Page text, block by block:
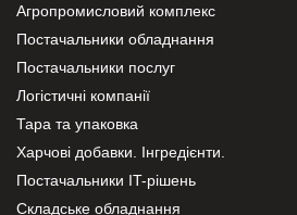
Агропромисловий комплекс
Постачальники обладнання
Постачальники послуг
Логістичні компанії
Тара та упаковка
Харчові добавки. Інгредієнти.
Постачальники IT-рішень
Складське обладнання